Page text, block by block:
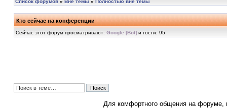
Список форумов » Вне темы » Полностью вне темы
Кто сейчас на конференции
Сейчас этот форум просматривают: Google [Bot] и гости: 95
Для комфортного общения на форуме,